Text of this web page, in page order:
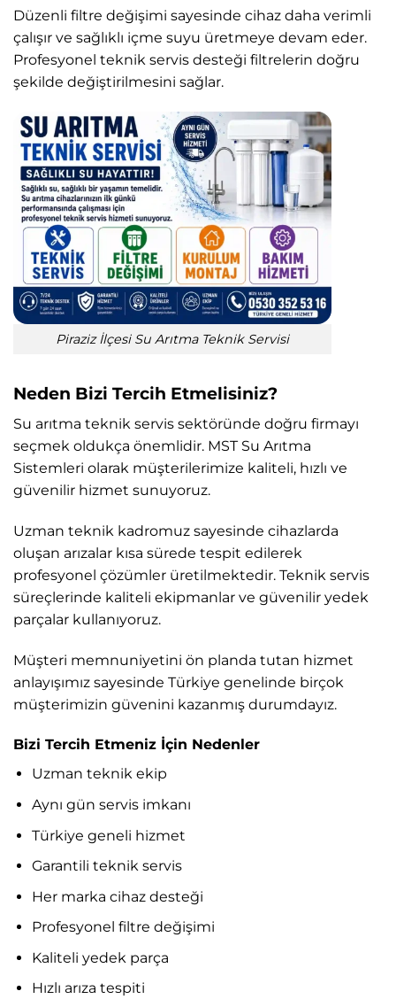
Düzenli filtre değişimi sayesinde cihaz daha verimli
çalışır ve sağlıklı içme suyu üretmeye devam eder.
Profesyonel teknik servis desteği filtrelerin doğru
şekilde değiştirilmesini sağlar.
Piraziz İlçesi Su Arıtma Teknik Servisi
Neden Bizi Tercih Etmelisiniz?
Su arıtma teknik servis sektöründe doğru firmayı
seçmek oldukça önemlidir. MST Su Arıtma
Sistemleri olarak müşterilerimize kaliteli, hızlı ve
güvenilir hizmet sunuyoruz.
Uzman teknik kadromuz sayesinde cihazlarda
oluşan arızalar kısa sürede tespit edilerek
profesyonel çözümler üretilmektedir. Teknik servis
süreçlerinde kaliteli ekipmanlar ve güvenilir yedek
parçalar kullanıyoruz.
Müşteri memnuniyetini ön planda tutan hizmet
anlayışımız sayesinde Türkiye genelinde birçok
müşterimizin güvenini kazanmış durumdayız.
Bizi Tercih Etmeniz İçin Nedenler
Uzman teknik ekip
Aynı gün servis imkanı
Türkiye geneli hizmet
Garantili teknik servis
Her marka cihaz desteği
Profesyonel filtre değişimi
Kaliteli yedek parça
Hızlı arıza tespiti